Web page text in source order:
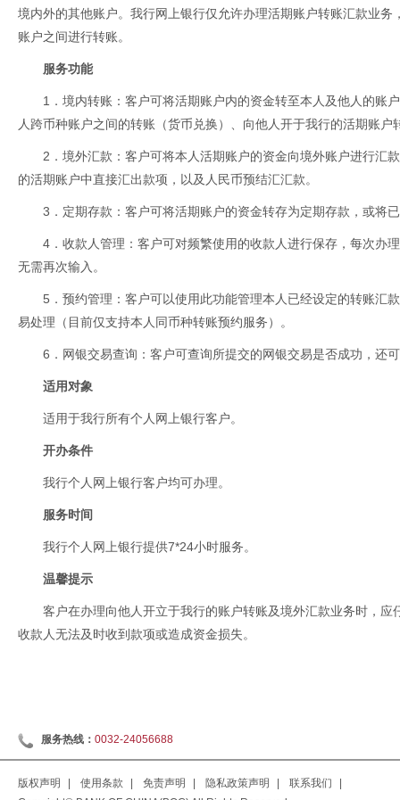
境内外的其他账户。我行网上银行仅允许办理活期账户转账汇款业
账户之间进行转账。
服务功能
1．境内转账：客户可将活期账户内的资金转至本人及他人的账
人跨币种账户之间的转账（货币兑换）、向他人开于我行的活期账户
2．境外汇款：客户可将本人活期账户的资金向境外账户进行汇
的活期账户中直接汇出款项，以及人民币预结汇汇款。
3．定期存款：客户可将活期账户的资金转存为定期存款，或将
4．收款人管理：客户可对频繁使用的收款人进行保存，每次办
无需再次输入。
5．预约管理：客户可以使用此功能管理本人已经设定的转账汇
易处理（目前仅支持本人同币种转账预约服务）。
6．网银交易查询：客户可查询所提交的网银交易是否成功，还
适用对象
适用于我行所有个人网上银行客户。
开办条件
我行个人网上银行客户均可办理。
服务时间
我行个人网上银行提供7*24小时服务。
温馨提示
客户在办理向他人开立于我行的账户转账及境外汇款业务时，
收款人无法及时收到款项或造成资金损失。
服务热线： 0032-24056688
版权声明 使用条款 免责声明 隐私政策声明 联系我们